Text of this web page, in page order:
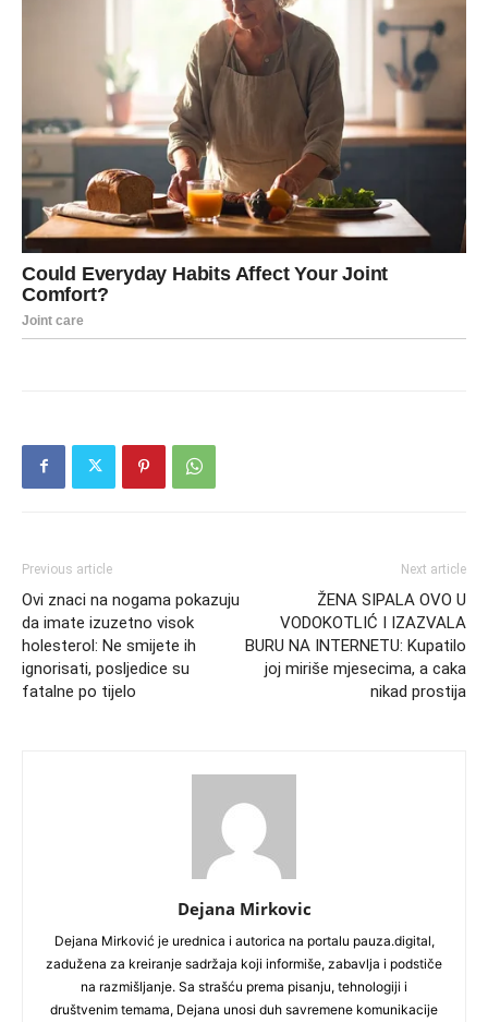
Previous article
Ovi znaci na nogama pokazuju
da imate izuzetno visok
holesterol: Ne smijete ih
ignorisati, posljedice su
fatalne po tijelo
Next article
ŽENA SIPALA OVO U
VODOKOTLIĆ I IZAZVALA
BURU NA INTERNETU: Kupatilo
joj miriše mjesecima, a caka
nikad prostija
Dejana Mirkovic
Dejana Mirković je urednica i autorica na portalu pauza.digital,
zadužena za kreiranje sadržaja koji informiše, zabavlja i podstiče
na razmišljanje. Sa strašću prema pisanju, tehnologiji i
društvenim temama, Dejana unosi duh savremene komunikacije